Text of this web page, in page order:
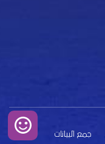
جمع البيانات